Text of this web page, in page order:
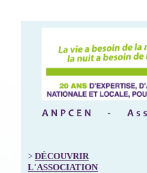
> DÉCOUVRIR
L'ASSOCIATION